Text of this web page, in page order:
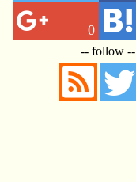
0
-- follow --